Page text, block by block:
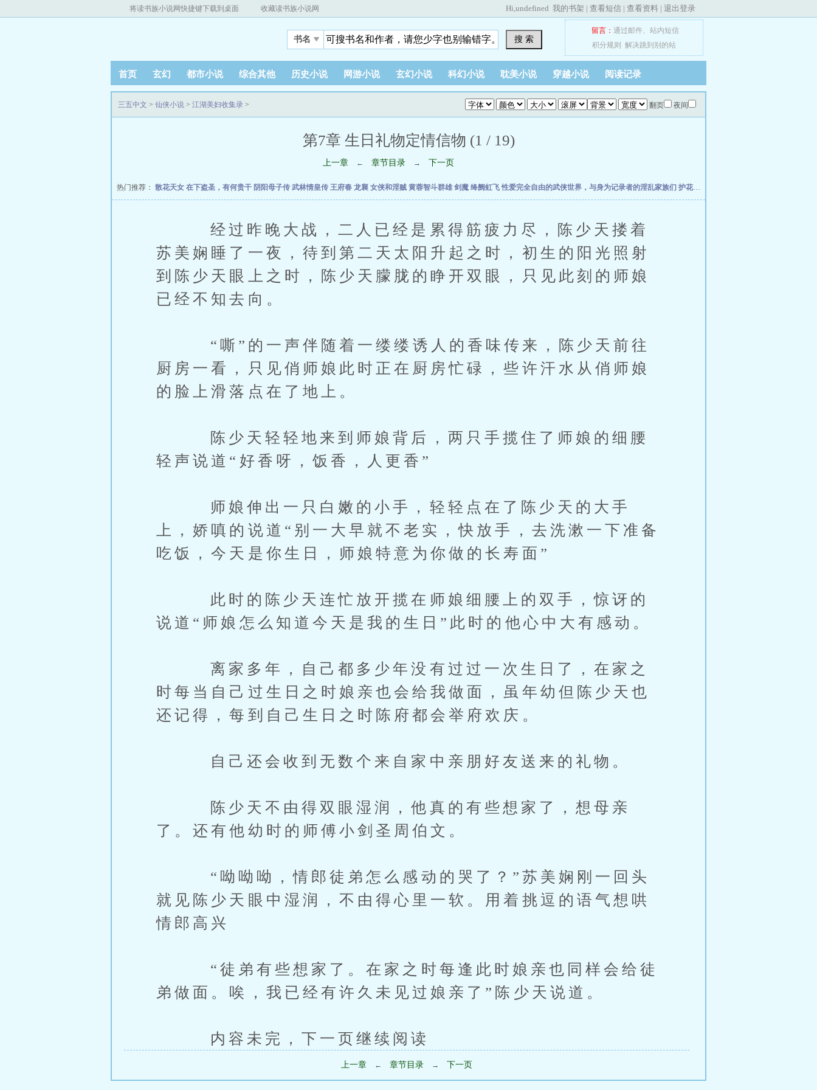
将读书族小说网快捷键下载到桌面 收藏读书族小说网 Hi,undefined 我的书架 | 查看短信 | 查看资料 | 退出登录
书名 搜 索
留言： 通过邮件、 站内短信
积分规则
解决跳到别的站
首页 玄幻 都市小说 综合其他 历史小说 网游小说 玄幻小说 科幻小说 耽美小说 穿越小说 阅读记录
翻页 夜间
三五中文 > 仙侠小说 > 江湖美妇收集录 >
第7章 生日礼物定情信物 (1 / 19)
上一章 ← 章节目录 → 下一页
热门推荐： 散花天女 在下盗圣，有何贵干 阴阳母子传 武林情皇传 王府春 龙襄 女侠和淫贼 黄蓉智斗群雄 剑魔 绛阙虹飞 性爱完全自由的武侠世界，与身为记录者的淫乱家族们 护花大传之第一部—长鞭侠影
经过昨晚大战，二人已经是累得筋疲力尽，陈少天搂着
苏美娴睡了一夜，待到第二天太阳升起之时，初生的阳光照射
到陈少天眼上之时，陈少天朦胧的睁开双眼，只见此刻的师娘
已经不知去向。
“嘶”的一声伴随着一缕缕诱人的香味传来，陈少天前往
厨房一看，只见俏师娘此时正在厨房忙碌，些许汗水从俏师娘
的脸上滑落点在了地上。
陈少天轻轻地来到师娘背后，两只手揽住了师娘的细腰
轻声说道“好香呀，饭香，人更香”
师娘伸出一只白嫩的小手，轻轻点在了陈少天的大手
上，娇嗔的说道“别一大早就不老实，快放手，去洗漱一下准备
吃饭，今天是你生日，师娘特意为你做的长寿面”
此时的陈少天连忙放开揽在师娘细腰上的双手，惊讶的
说道“师娘怎么知道今天是我的生日”此时的他心中大有感动。
离家多年，自己都多少年没有过过一次生日了，在家之
时每当自己过生日之时娘亲也会给我做面，虽年幼但陈少天也
还记得，每到自己生日之时陈府都会举府欢庆。
自己还会收到无数个来自家中亲朋好友送来的礼物。
陈少天不由得双眼湿润，他真的有些想家了，想母亲
了。还有他幼时的师傅小剑圣周伯文。
“呦呦呦，情郎徒弟怎么感动的哭了？”苏美娴刚一回头
就见陈少天眼中湿润，不由得心里一软。用着挑逗的语气想哄
情郎高兴
“徒弟有些想家了。在家之时每逢此时娘亲也同样会给徒
弟做面。唉，我已经有许久未见过娘亲了”陈少天说道。
内容未完，下一页继续阅读
上一章 ← 章节目录 → 下一页